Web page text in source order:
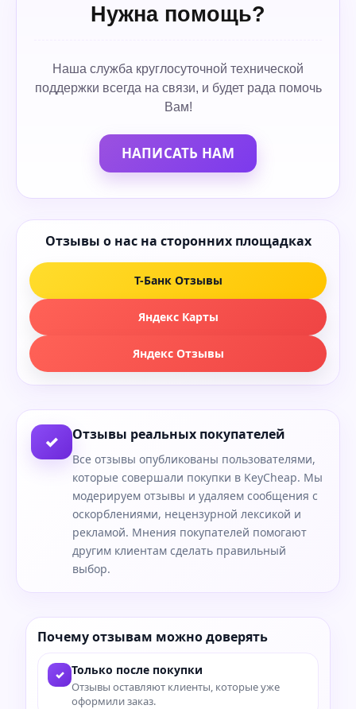
Нужна помощь?
Наша служба круглосуточной технической
поддержки всегда на связи, и будет рада помочь
Вам!
НАПИСАТЬ НАМ
Отзывы о нас на сторонних площадках
Т-Банк Отзывы
Яндекс Карты
Яндекс Отзывы
✓ Отзывы реальных покупателей
Все отзывы опубликованы пользователями,
которые совершали покупки в KeyCheap. Мы
модерируем отзывы и удаляем сообщения с
оскорблениями, нецензурной лексикой и
рекламой. Мнения покупателей помогают
другим клиентам сделать правильный
выбор.
Почему отзывам можно доверять
✓ Только после покупки
Отзывы оставляют клиенты, которые уже
оформили заказ.